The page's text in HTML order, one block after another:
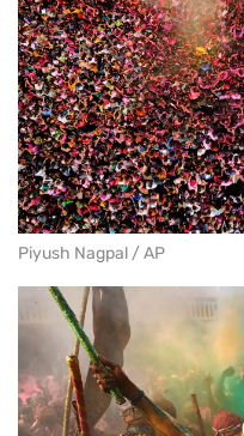
Piyush Nagpal / AP